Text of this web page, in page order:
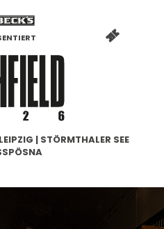
| STÖRMTHALER SEE